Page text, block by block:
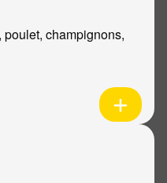
champignons,